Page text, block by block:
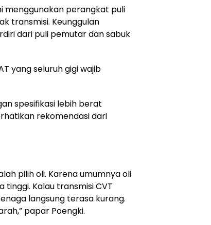
menggunakan perangkat puli
transmisi. Keunggulan
dari puli pemutar dan sabuk
yang seluruh gigi wajib
spesifikasi lebih berat
rekomendasi dari
pilih oli. Karena umumnya oli
Kalau transmisi CVT
langsung terasa kurang.
papar Poengki.